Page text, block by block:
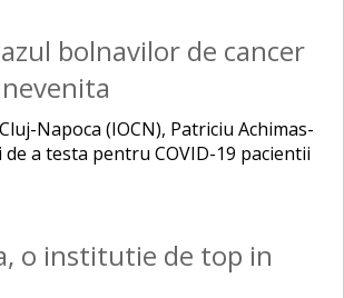
bolnavilor de cancer
Napoca (IOCN), Patriciu Achimas-
a testa pentru COVID-19 pacientii
o institutie de top in